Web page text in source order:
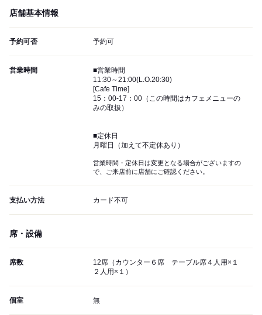
店舗基本情報
予約可否 予約可
営業時間
■営業時間
11:30～21:00(L.O.20:30)
[Cafe Time]
15：00-17：00（この時間はカフェメニューの
みの取扱）
■定休日
月曜日（加えて不定休あり）
営業時間・定休日は変更となる場合がございますの
で、ご来店前に店舗にご確認ください。
支払い方法 カード不可
席・設備
席数
12席（カウンター６席 テーブル席４人用×１
２人用×１）
個室 無